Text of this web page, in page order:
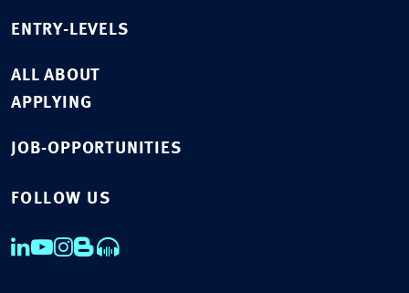
ENTRY-LEVELS
ALL ABOUT
APPLYING
JOB-OPPORTUNITIES
FOLLOW US